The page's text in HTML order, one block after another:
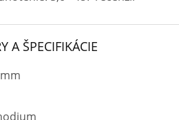
A ŠPECIFIKÁCIE